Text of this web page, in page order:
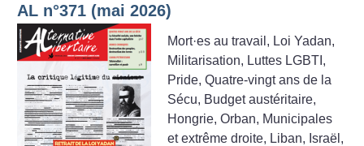
AL n°371 (mai 2026)
Mort·es au travail, Loi Yadan,
Militarisation, Luttes LGBTI,
Pride, Quatre-vingt ans de la
Sécu, Budget austéritaire,
Hongrie, Orban, Municipales
et extrême droite, Liban, Israël,